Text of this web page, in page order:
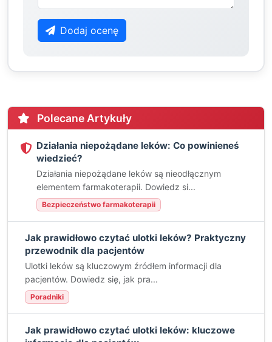
Dodaj ocenę
Polecane Artykuły
Działania niepożądane leków: Co powinieneś
wiedzieć?
Działania niepożądane leków są nieodłącznym
elementem farmakoterapii. Dowiedz si...
Bezpieczeństwo farmakoterapii
Jak prawidłowo czytać ulotki leków? Praktyczny
przewodnik dla pacjentów
Ulotki leków są kluczowym źródłem informacji dla
pacjentów. Dowiedz się, jak pra...
Poradniki
Jak prawidłowo czytać ulotki leków: kluczowe